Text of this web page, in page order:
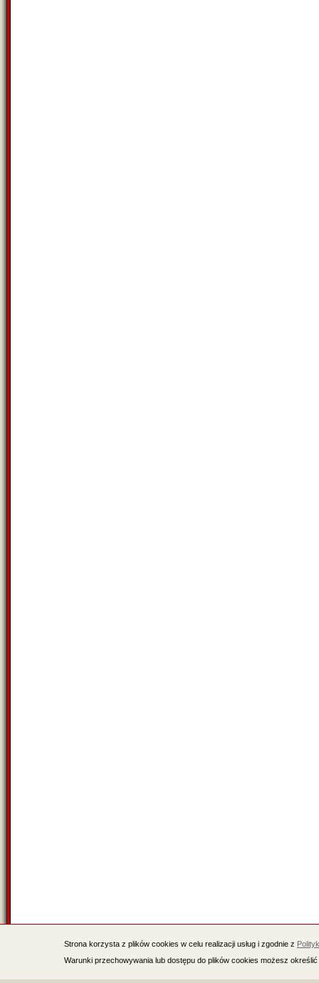
Strona korzysta z plików cookies w celu realizacji usług i zgodnie z
Warunki przechowywania lub dostępu do plików cookies możesz